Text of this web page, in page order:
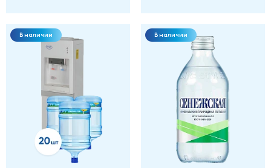
В наличии В наличии